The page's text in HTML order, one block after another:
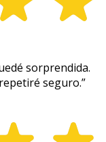
sorprendida.
seguro.”